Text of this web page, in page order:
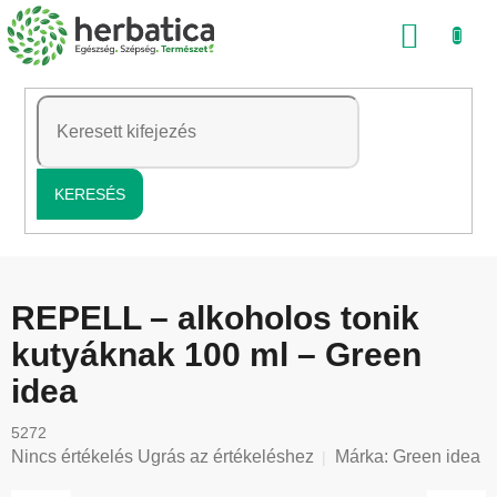
Ugrás
a
tartalomhoz
KERESÉS
REPELL – alkoholos tonik
kutyáknak 100 ml – Green
idea
5272
A
Nincs értékelés Ugrás az értékeléshez Márka: Green idea